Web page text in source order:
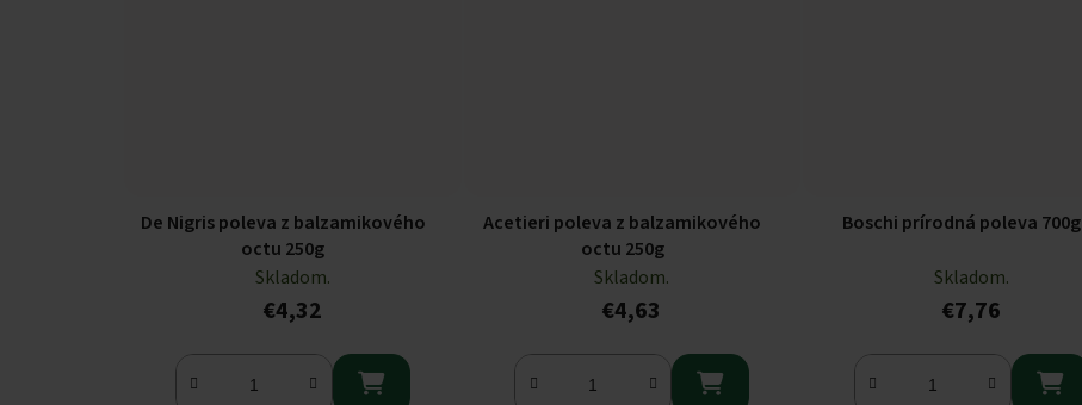
De Nigris poleva z balzamikového
octu 250g
Skladom.
€4,32

Acetieri poleva z balzamikového
octu 250g
Skladom.
€4,63

Boschi prírodná poleva 700g
Skladom.
€7,76
